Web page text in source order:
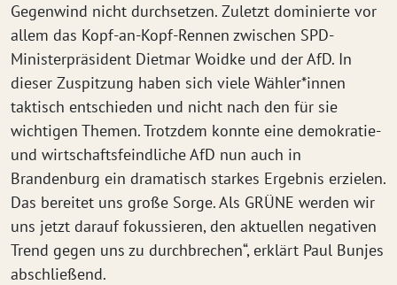
Gegenwind nicht durchsetzen. Zuletzt dominierte vor
allem das Kopf-an-Kopf-Rennen zwischen SPD-
Ministerpräsident Dietmar Woidke und der AfD. In
dieser Zuspitzung haben sich viele Wähler*innen
taktisch entschieden und nicht nach den für sie
wichtigen Themen. Trotzdem konnte eine demokratie-
und wirtschaftsfeindliche AfD nun auch in
Brandenburg ein dramatisch starkes Ergebnis erzielen.
Das bereitet uns große Sorge. Als GRÜNE werden wir
uns jetzt darauf fokussieren, den aktuellen negativen
Trend gegen uns zu durchbrechen“, erklärt Paul Bunjes
abschließend.